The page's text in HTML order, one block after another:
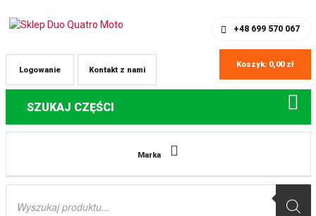
+48 699 570 067
Kontakt z nami
Logowanie
Koszyk: 0,00 zł
SZUKAJ CZĘŚCI
Marka
Wyszukiwarka
Części do quadów Kawasaki
04-06, SUZUKI LTV-700F TWIN PEAKS 04-06 ALL BALLS